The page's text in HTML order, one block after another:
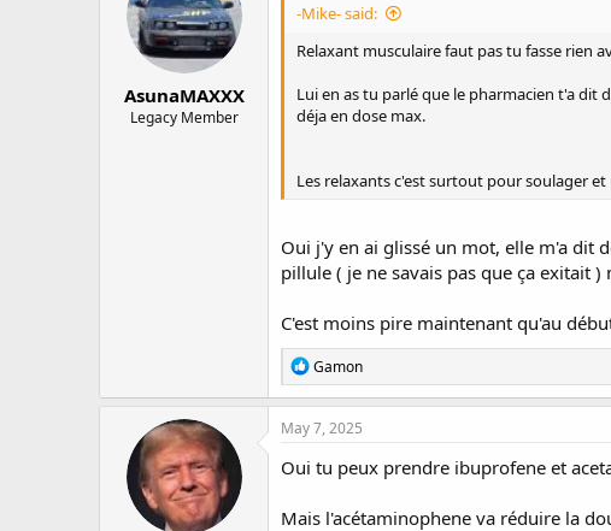
AsunaMAXXX
Legacy Member
-Mike- said:
Relaxant musculaire faut pas tu fasse rien
Lui en as tu parlé que le pharmacien t'a dit
déja en dose max.
Les relaxants c'est surtout pour soulager
Oui j'y en ai glissé un mot, elle m'a dit
pillule ( je ne savais pas que ça exitait
C'est moins pire maintenant qu'au
R
e
a
c
o
s
Gamon
May 7, 2025
Oui tu peux prendre ibuprofene et
Mais l'acétaminophene va réduire la